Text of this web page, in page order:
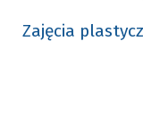
Zajęcia